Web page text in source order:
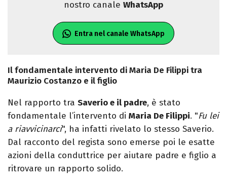
nostro canale WhatsApp
Entra nel canale WhatsApp
Il fondamentale intervento di Maria De Filippi tra
Maurizio Costanzo e il figlio
Nel rapporto tra Saverio e il padre, è stato
fondamentale l’intervento di Maria De Filippi. "Fu lei
a riavvicinarci", ha infatti rivelato lo stesso Saverio.
Dal racconto del regista sono emerse poi le esatte
azioni della conduttrice per aiutare padre e figlio a
ritrovare un rapporto solido.